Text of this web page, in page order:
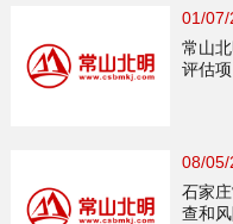
01/07/
常山
评估
08/05/
石家
查和